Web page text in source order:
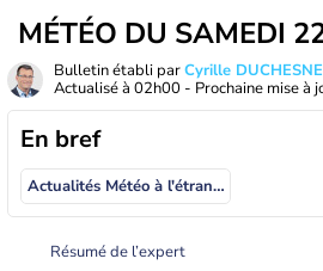
MÉTÉO DU SAMEDI
Bulletin établi parCyrille DUCHESNE
Actualisé à 02h00 - Prochaine mise à
En bref
Actualités Météo à l'étranger
Résumé de l’expert